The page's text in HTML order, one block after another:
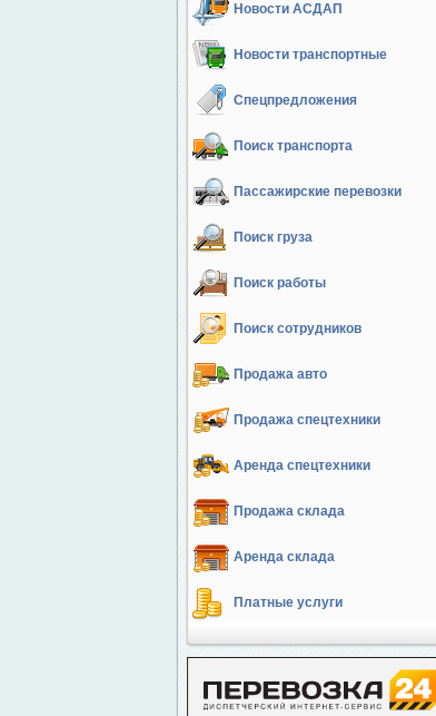
Новости АСДАП
Новости транспортные
Спецпредложения
Поиск транспорта
Пассажирские перевозки
Поиск груза
Поиск работы
Поиск сотрудников
Продажа авто
Продажа спецтехники
Аренда спецтехники
Продажа склада
Аренда склада
Платные услуги